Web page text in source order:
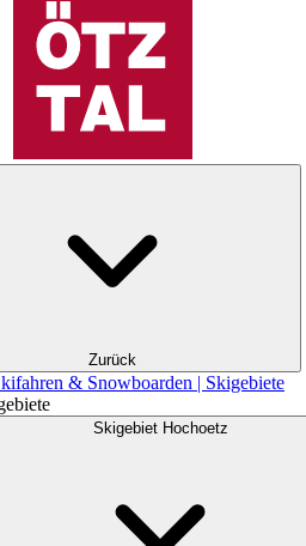
Zurück
& Snowboarden | Skigebiete
Skigebiet Hochoetz